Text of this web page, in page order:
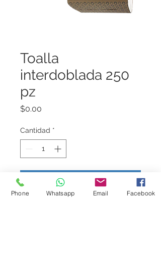
Toalla
interdoblada 250
pz
$0.00
Cantidad *
Agregar al carrito
Phone Whatsapp Email Facebook